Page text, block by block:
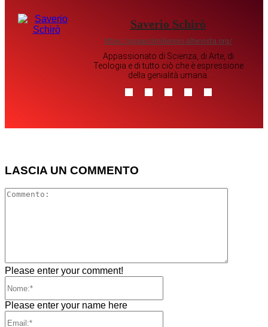
Saverio Schirò
https://gruppo3millennio.altervista.org/
Appassionato di Scienza, di Arte, di
Teologia e di tutto ciò che è espressione
della genialità umana.
LASCIA UN COMMENTO
Please enter your comment!
Please enter your name here